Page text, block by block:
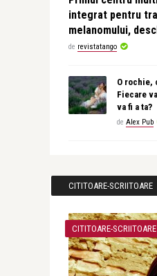
integrat pentru
melanomului,
de revistatango
O rochie,
Fiecare
va fi a ta?
de Alex Pub
CITITOARE-SCRIITOARE
CITITOARE-SCRIITOARE